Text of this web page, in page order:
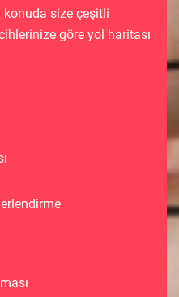
konuda size çeşitli
göre yol haritası